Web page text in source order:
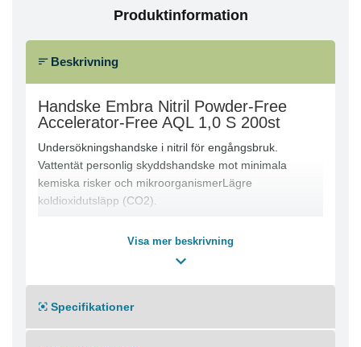
Produktinformation
Beskrivning
Handske Embra Nitril Powder-Free
Accelerator-Free AQL 1,0 S 200st
Undersökningshandske i nitril för engångsbruk.
Vattentät personlig skyddshandske mot minimala
kemiska risker och mikroorganismerLägre
koldioxidutsläpp (CO2).
Koldioxidavtrycksstudien (LCA) har genomförts i
Högre kvalitet med AQL 1,0 av hålförekomst för
säkrare användning.
Visa mer beskrivning
Specifikationer